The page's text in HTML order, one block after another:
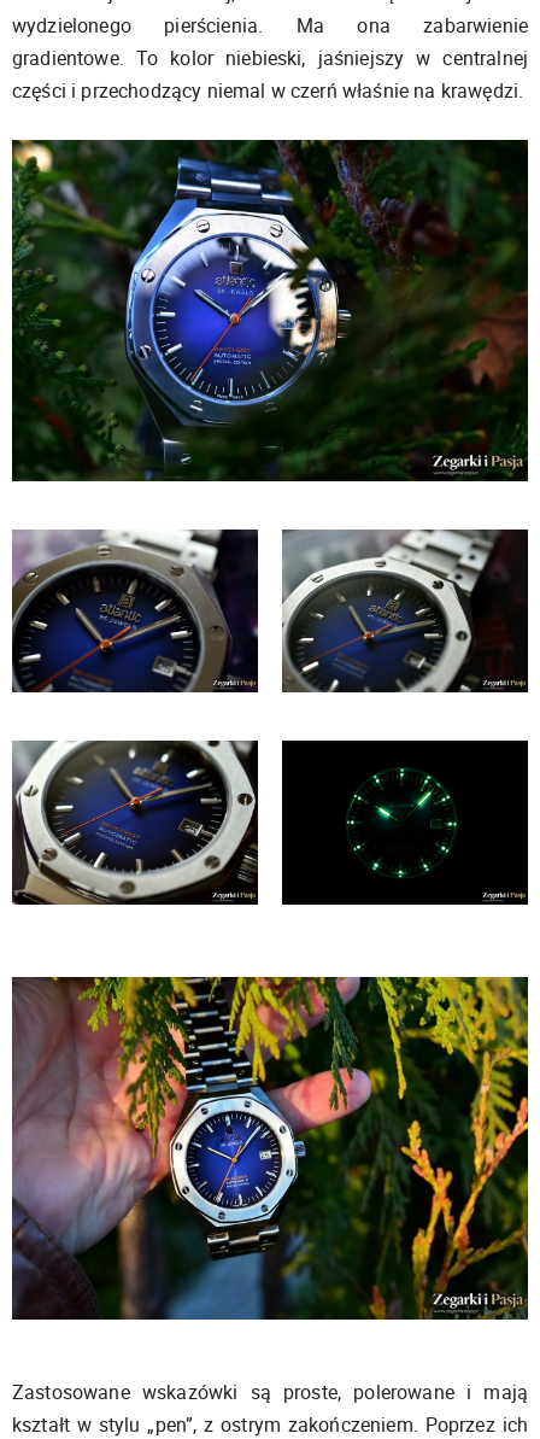
wydzielonego pierścienia. Ma ona zabarwienie
gradientowe. To kolor niebieski, jaśniejszy w centralnej
części i przechodzący niemal w czerń właśnie na krawędzi.
Zastosowane wskazówki są proste, polerowane i mają
kształt w stylu „pen”, z ostrym zakończeniem. Poprzez ich